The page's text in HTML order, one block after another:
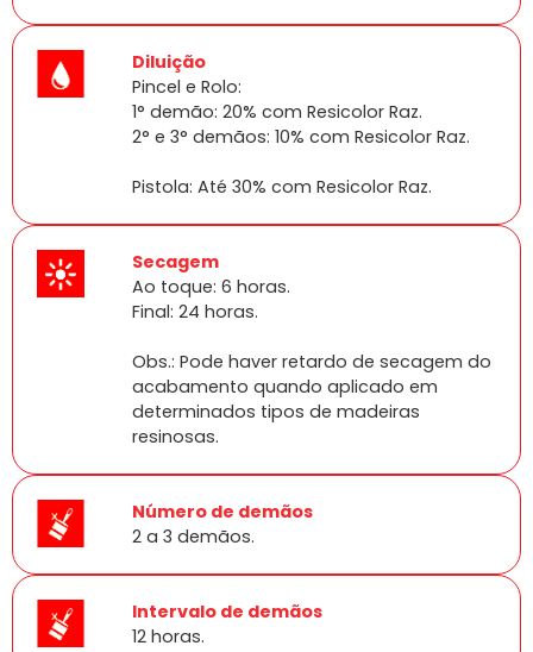
Diluição
Pincel e Rolo:
1° demão: 20% com Resicolor Raz.
2° e 3° demãos: 10% com Resicolor Raz.
Pistola: Até 30% com Resicolor Raz.
Secagem
Ao toque: 6 horas.
Final: 24 horas.
Obs.: Pode haver retardo de secagem do
acabamento quando aplicado em
determinados tipos de madeiras
resinosas.
Número de demãos
2 a 3 demãos.
Intervalo de demãos
12 horas.